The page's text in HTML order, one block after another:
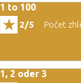
1 to 100
2/5 Počet
1, 2 oder 3